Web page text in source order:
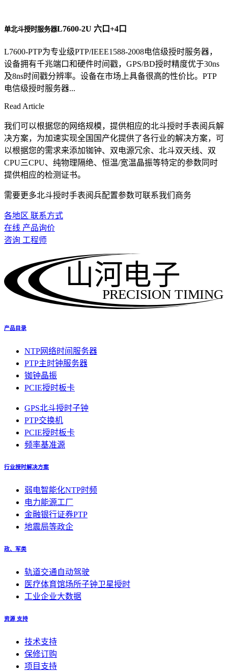
单北斗授时服务器L7600-2U 六口+4口
L7600-PTP为专业级PTP/IEEE1588-2008电信级授时服务器，
设备拥有千兆端口和硬件时间戳，GPS/BD授时精度优于30ns
及8ns时间戳分辨率。设备在市场上具备很高的性价比。PTP
电信级授时服务器...
Read Article
我们可以根据您的网络规模，提供相应的北斗授时手表阅兵解
决方案，为加速实现全国国产化提供了各行业的解决方案，可
以根据您的需求来添加铷钟、双电源冗余、北斗双天线、双
CPU三CPU、纯物理隔绝、恒温/宽温晶振等特定的参数同时
提供相应的检测证书。
需要更多北斗授时手表阅兵配置参数可联系我们商务
各地区 联系方式
在线 产品询价
咨询 工程师
PRECISION TIMING
山河电子
产品目录
NTP网络时间服务器
PTP主时钟服务器
铷钟晶振
PCIE授时板卡
GPS北斗授时子钟
PTP交换机
PCIE授时板卡
频率基准源
行业授时解决方案
弱电智能化NTP时频
电力能源工厂
金融银行证券PTP
地震局等政企
政、军类
轨道交通自动驾驶
医疗体育馆场所子钟卫星授时
工业企业大数据
资源 支持
技术支持
保修订购
项目支持